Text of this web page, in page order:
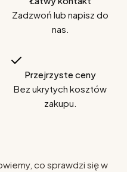
Zadzwoń lub napisz do
nas.
Przejrzyste ceny
Bez ukrytych kosztów
zakupu.
co sprawdzi się w